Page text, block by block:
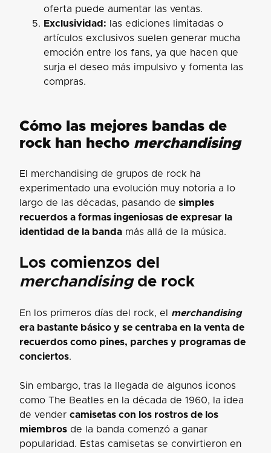
oferta puede aumentar las ventas.
Exclusividad: las ediciones limitadas o
artículos exclusivos suelen generar mucha
emoción entre los fans, ya que hacen que
surja el deseo más impulsivo y fomenta las
compras.
Cómo las mejores bandas de
rock han hecho merchandising
El merchandising de grupos de rock ha
experimentado una evolución muy notoria a lo
largo de las décadas, pasando de simples
recuerdos a formas ingeniosas de expresar la
identidad de la banda más allá de la música.
Los comienzos del
merchandisingde rock
En los primeros días del rock, el merchandising
era bastante básico y se centraba en la venta de
recuerdos como pines, parches y programas de
conciertos.
Sin embargo, tras la llegada de algunos iconos
como The Beatles en la década de 1960, la idea
de vender camisetas con los rostros de los
miembros de la banda comenzó a ganar
popularidad. Estas camisetas se convirtieron en